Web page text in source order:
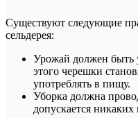
Существуют следующие
сельдерея:
Урожай должен быть
этого черешки
употреблять в пищу.
Уборка должна
допускается